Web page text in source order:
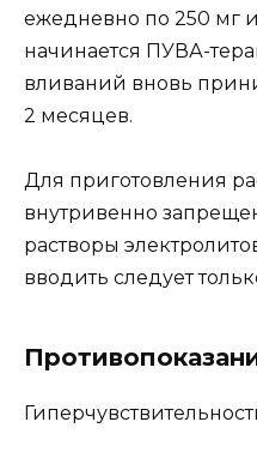
ежедневно по 250 мг
начинается ПУВА-
вливаний вновь
2 месяцев.
Для приготовления
внутривенно
растворы
вводить следует